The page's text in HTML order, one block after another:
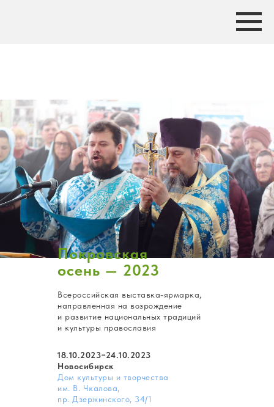
Всероссийская выставка-ярмарка,
направленная на возрождение
и развитие национальных традиций
и культуры православия
Покровская
осень — 2023
18.10.2023−24.10.2023
Новосибирск
Дом культуры и творчества
им. В. Чкалова,
пр. Дзержинского, 34/1